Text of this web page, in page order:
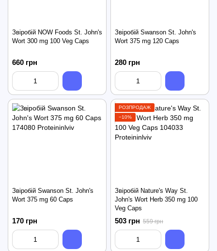
Звіробій NOW Foods St. John's
Wort 300 mg 100 Veg Caps
660 грн
Звіробій Swanson St. John's
Wort 375 mg 120 Caps
280 грн
Звіробій Swanson St. John's
Wort 375 mg 60 Caps
170 грн
РОЗПРОДАЖ
−10%
Звіробій Nature's Way St.
John's Wort Herb 350 mg 100
Veg Caps
503 грн 559 грн